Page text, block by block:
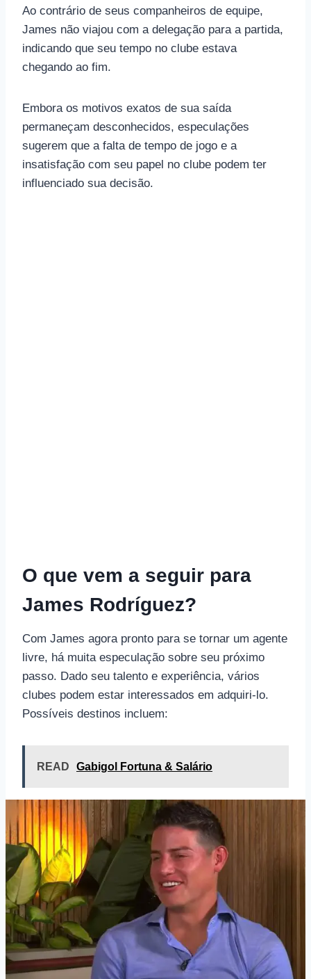
Ao contrário de seus companheiros de equipe,
James não viajou com a delegação para a partida,
indicando que seu tempo no clube estava
chegando ao fim.
Embora os motivos exatos de sua saída
permaneçam desconhecidos, especulações
sugerem que a falta de tempo de jogo e a
insatisfação com seu papel no clube podem ter
influenciado sua decisão.
O que vem a seguir para
James Rodríguez?
Com James agora pronto para se tornar um agente
livre, há muita especulação sobre seu próximo
passo. Dado seu talento e experiência, vários
clubes podem estar interessados ​​em adquiri-lo.
Possíveis destinos incluem:
READ Gabigol Fortuna & Salário